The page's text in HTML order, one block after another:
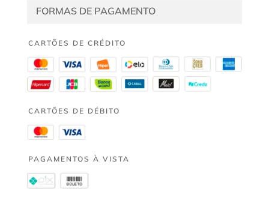
FORMAS DE PAGAMENTO
CARTÕES DE CRÉDITO
CARTÕES DE DÉBITO
PAGAMENTOS À VISTA